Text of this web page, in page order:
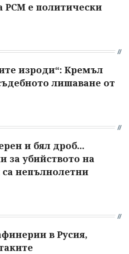
РСМ е политически
изроди“: Кремъл
лишаване от
и бял дроб...
за убийството на
непълнолетни
в Русия,